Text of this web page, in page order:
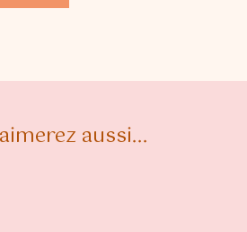
aussi...